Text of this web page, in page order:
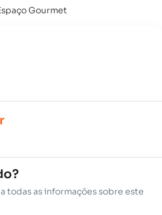
Gourmet
todas as informações sobre este